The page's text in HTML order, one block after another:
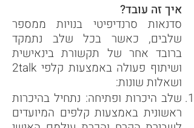
איך זה עובד?
סדנאות סרנדיפיטי בנויות ממספר
שלבים, כאשר בכל שלב נתמקד
ברובד אחר של תקשורת בינאישית
ושיתוף פעולה באמצעות קלפי 2talk
ושאלות שונות:
שלב היכרות ופתיחה: נתחיל בהיכרות
ראשונית באמצעות קלפים המיועדים